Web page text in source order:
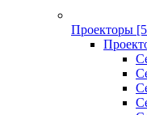
Проекторы